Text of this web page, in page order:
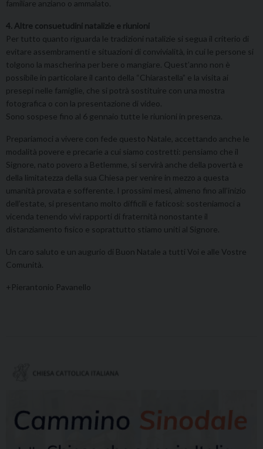
familiare anziano o ammalato.
4. Altre consuetudini natalizie e riunioni
Per tutto quanto riguarda le tradizioni natalizie si segua il criterio di
evitare assembramenti e situazioni di convivialità, in cui le persone si
tolgono la mascherina per bere o mangiare. Quest’anno non è
possibile in particolare il canto della “Chiarastella” e la visita ai
presepi nelle famiglie, che si potrà sostituire con una mostra
fotografica o con la presentazione di video.
Sono sospese fino al 6 gennaio tutte le riunioni in presenza.
Prepariamoci a vivere con fede questo Natale, accettando anche le
modalità povere e precarie a cui siamo costretti: pensiamo che il
Signore, nato povero a Betlemme, si servirà anche della povertà e
della limitatezza della sua Chiesa per venire in mezzo a questa
umanità provata e sofferente. I prossimi mesi, almeno fino all’inizio
dell’estate, si presentano molto difficili e faticosi: sosteniamoci a
vicenda tenendo vivi rapporti di fraternità nonostante il
distanziamento fisico e soprattutto stiamo uniti al Signore.
Un caro saluto e un augurio di Buon Natale a tutti Voi e alle Vostre
Comunità.
+Pierantonio Pavanello